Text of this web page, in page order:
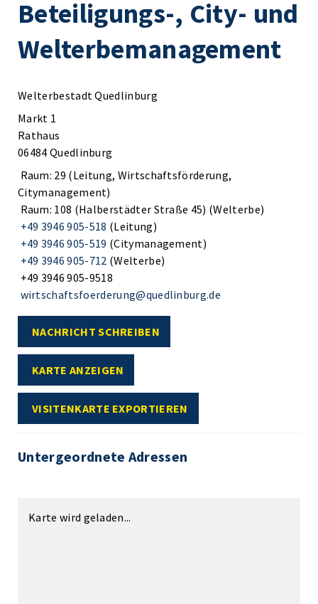
Beteiligungs-, City- und
Welterbemanagement
Welterbestadt Quedlinburg
Markt 1
Rathaus
06484 Quedlinburg
Raum: 29 (Leitung, Wirtschaftsförderung,
Citymanagement)
Raum: 108 (Halberstädter Straße 45) (Welterbe)
+49 3946 905-518 (Leitung)
+49 3946 905-519 (Citymanagement)
+49 3946 905-712 (Welterbe)
+49 3946 905-9518
wirtschaftsfoerderung@quedlinburg.de
NACHRICHT SCHREIBEN
KARTE ANZEIGEN
VISITENKARTE EXPORTIEREN
Untergeordnete Adressen
Karte wird geladen...